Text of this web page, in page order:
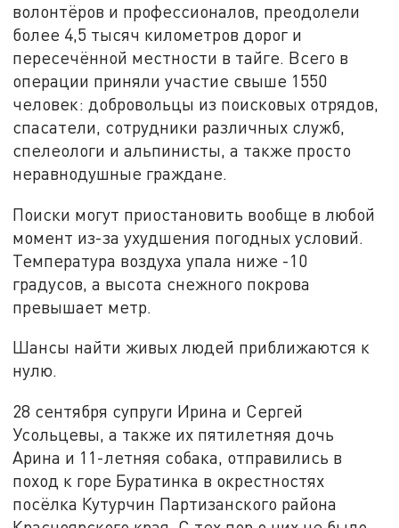
волонтёров и профессионалов, преодолели
более 4,5 тысяч километров дорог и
пересечённой местности в тайге. Всего в
операции приняли участие свыше 1550
человек: добровольцы из поисковых отрядов,
спасатели, сотрудники различных служб,
спелеологи и альпинисты, а также просто
неравнодушные граждане.
Поиски могут приостановить вообще в любой
момент из-за ухудшения погодных условий.
Температура воздуха упала ниже -10
градусов, а высота снежного покрова
превышает метр.
Шансы найти живых людей приближаются к
нулю.
28 сентября супруги Ирина и Сергей
Усольцевы, а также их пятилетняя дочь
Арина и 11-летняя собака, отправились в
поход к горе Буратинка в окрестностях
посёлка Кутурчин Партизанского района